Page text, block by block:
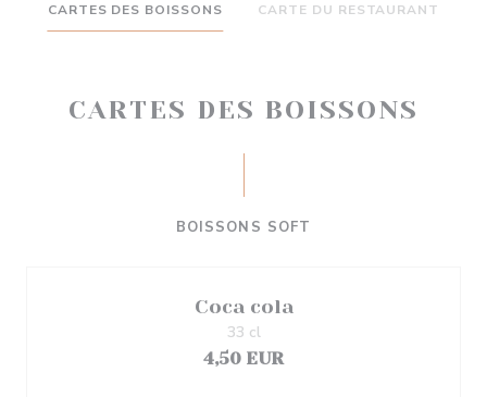
CARTES DES BOISSONS CARTE DU RESTAURANT
CARTES DES BOISSONS
BOISSONS SOFT
Coca cola
4,50 EUR
33 cl